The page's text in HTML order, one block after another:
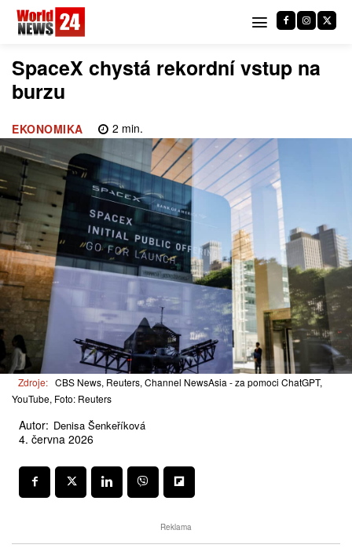
SpaceX chystá rekordní vstup na
burzu
EKONOMIKA 2 min.
Zdroje: CBS News, Reuters, Channel NewsAsia - za pomoci ChatGPT,
YouTube, Foto: Reuters
Autor: Denisa Šenkeříková
4. června 2026
Reklama